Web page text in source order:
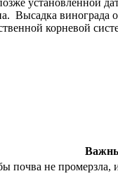
установленной
Высадка винограда
корневой
почва не промерзла,